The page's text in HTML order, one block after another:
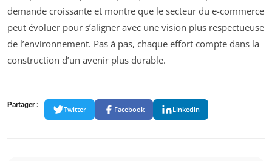
demande croissante et montre que le secteur du e-commerce
peut évoluer pour s’aligner avec une vision plus respectueuse
de l’environnement. Pas à pas, chaque effort compte dans la
construction d’un avenir plus durable.
Partager :
Twitter Facebook LinkedIn